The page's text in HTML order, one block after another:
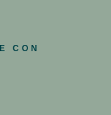
CON